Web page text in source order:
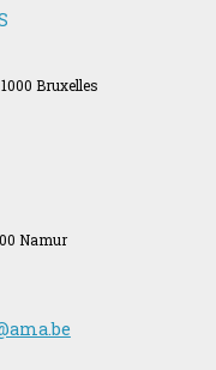
Bruxelles
Namur